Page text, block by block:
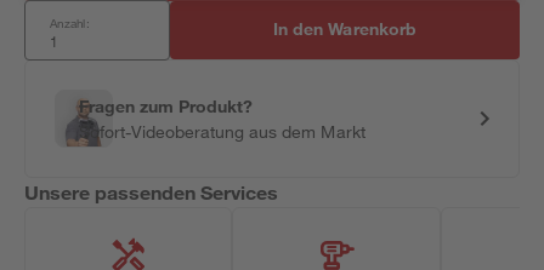
Anzahl: In den Warenkorb
Fragen zum Produkt?
Sofort-Videoberatung aus dem Markt
Unsere passenden Services